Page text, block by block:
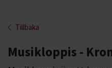
Tillbaka
Musikloppis -